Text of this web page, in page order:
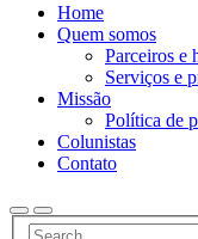
Home
Quem somos
Parceiros e
Serviços e
Missão
Política de
Colunistas
Contato